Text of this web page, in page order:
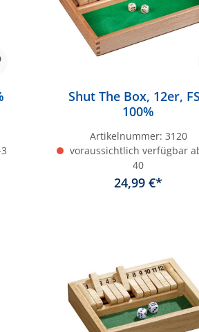
Shut The Box, 12er,
100%
Artikelnummer: 3120
voraussichtlich verfügbar
40
24,99 €*